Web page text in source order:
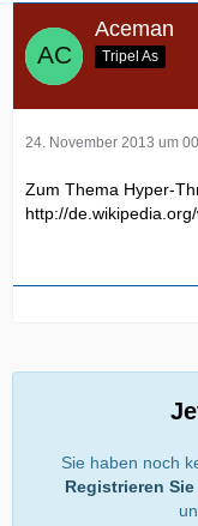
Aceman
Tripel As
24. November 2013 um
Zum Thema Hyper-
http://
Sie haben noch
Registrieren